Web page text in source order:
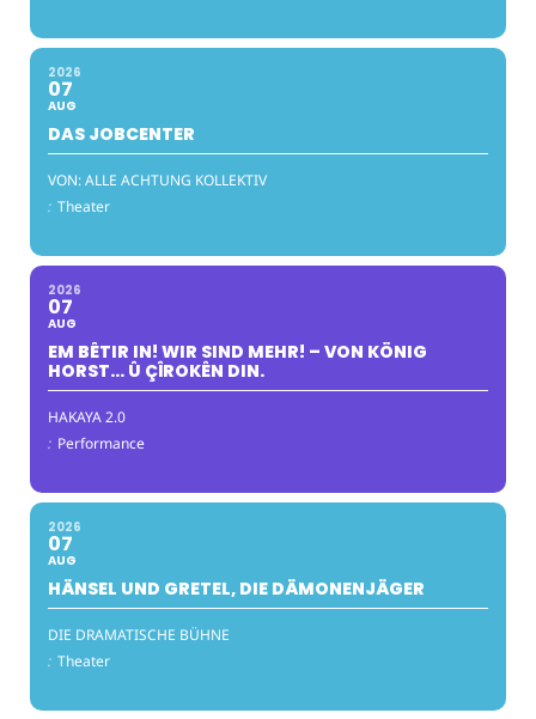
2026
07
AUG
DAS JOBCENTER
VON: ALLE ACHTUNG KOLLEKTIV
: Theater
2026
07
AUG
EM BÊTIR IN! WIR SIND MEHR! – VON KÖNIG
HORST… Û ÇÎROKÊN DIN.
HAKAYA 2.0
: Performance
2026
07
AUG
HÄNSEL UND GRETEL, DIE DÄMONENJÄGER
DIE DRAMATISCHE BÜHNE
: Theater